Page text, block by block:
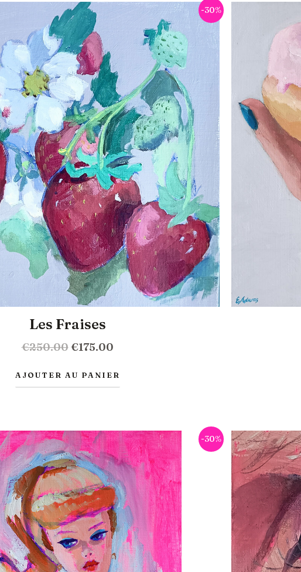
-30%
Les Fraises
€250.00
Le
prix
initial
était :
€250.00.
€175.00
Le
prix
actuel
est :
€175.00.
AJOUTER AU PANIER
-30%
Le
prix
initial
était :
€350.00.
Le
prix
actuel
est :
€245.00.